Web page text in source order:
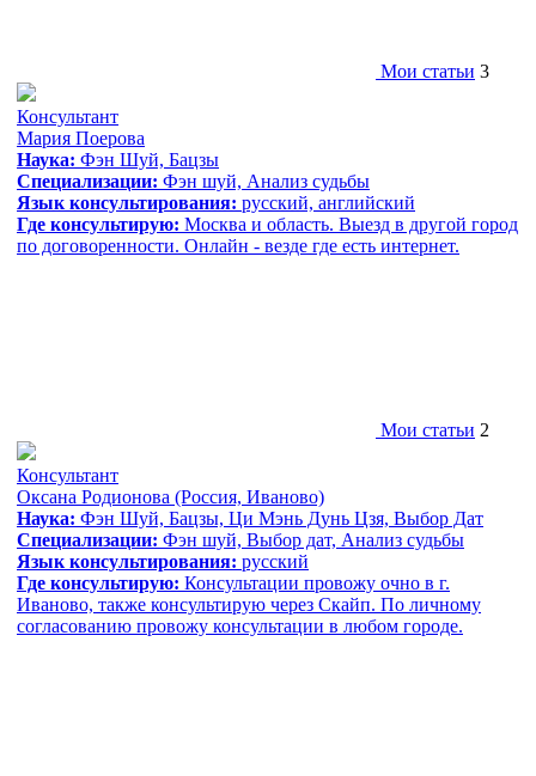
Мои статьи 3
Консультант
Мария Поерова
Наука: Фэн Шуй, Бацзы
Специализации: Фэн шуй, Анализ судьбы
Язык консультирования: русский, aнглийский
Где консультирую: Москва и область. Выезд в другой город
по договоренности. Онлайн - везде где есть интернет.
Мои статьи 2
Консультант
Оксана Родионова (Россия, Иваново)
Наука: Фэн Шуй, Бацзы, Ци Мэнь Дунь Цзя, Выбор Дат
Специализации: Фэн шуй, Выбор дат, Анализ судьбы
Язык консультирования: русский
Где консультирую: Консультации провожу очно в г.
Иваново, также консультирую через Скайп. По личному
согласованию провожу консультации в любом городе.